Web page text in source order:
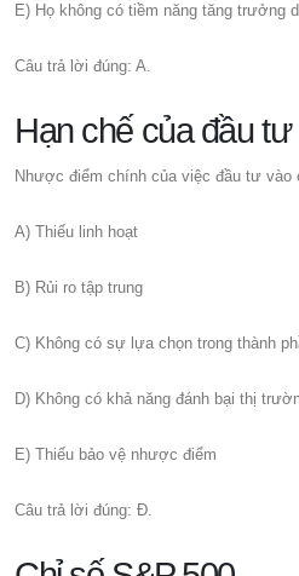
E) Họ không có tiềm năng tăng trưởng
Câu trả lời đúng: A.
Hạn chế của đầu
Nhược điểm chính của việc đầu tư vào
A) Thiếu linh hoạt
B) Rủi ro tập trung
C) Không có sự lựa chọn trong thành
D) Không có khả năng đánh bại thị
E) Thiếu bảo vệ nhược điểm
Câu trả lời đúng: Đ.